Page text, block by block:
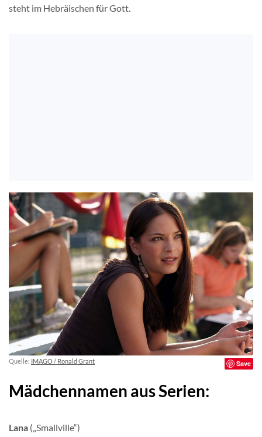
steht im Hebräischen für Gott.
Quelle: IMAGO / Ronald Grant Save
Mädchennamen aus Serien:
Lana („Smallville“)